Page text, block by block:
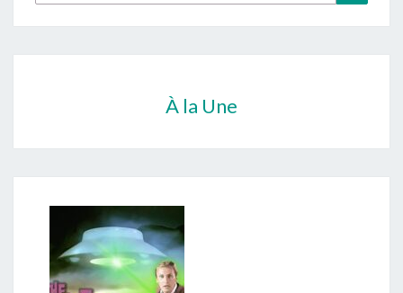
À la Une